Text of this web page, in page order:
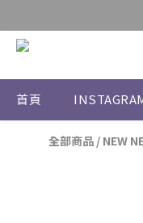
首頁
全部商品 / NEW